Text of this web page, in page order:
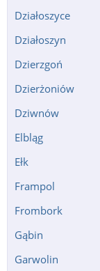
Działoszyce
Działoszyn
Dzierzgoń
Dzierżoniów
Dziwnów
Elbląg
Ełk
Frampol
Frombork
Gąbin
Garwolin